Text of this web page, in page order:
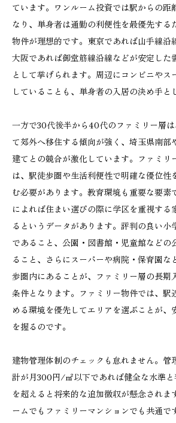
ています。ワンルーム投資では駅からの距
なり、単身者は通勤の利便性を最優先する
物件が理想的です。東京であれば山手線沿
大阪であれば御堂筋線沿線などが安定した
として挙げられます。周辺にコンビニやス
していることも、単身者の入居の決め手と
一方で30代後半から40代のファミリー層
て郊外へ移住する傾向が強く、埼玉県南部
建てとの競合が激化しています。ファミリ
は、駅徒歩圏や生活利便性で明確な優位性
む必要があります。教育環境も重要な要素
によれば住まい選びの際に学区を重視す
るというデータがあります。評判の良い小
であること、公園・図書館・児童館などの
ること、さらにスーパーや病院・保育園な
歩圏内にあることが、ファミリー層の長期
条件となります。ファミリー物件では、駅
める環境を優先してエリアを選ぶことが、
を握るのです。
建物管理体制のチェックも怠れません。管
計が月300円/㎡以下であれば健全な水準
を超えると将来的な追加徴収が懸念されま
ームでもファミリーマンションでも共通で